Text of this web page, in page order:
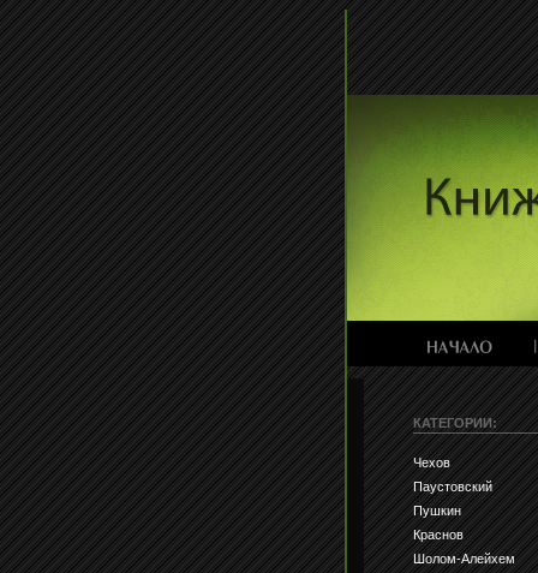
КАТЕГОРИИ:
Чехов
Паустовский
Пушкин
Краснов
Шолом-Алейхем